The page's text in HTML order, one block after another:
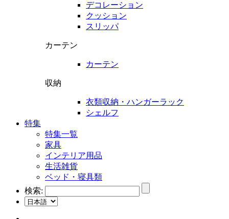
デコレーション
クッション
スリッパ
カーテン
カーテン
収納
衣類収納・ハンガーラック
シェルフ
特集
特集一覧
家具
インテリア用品
生活雑貨
ベッド・寝具類
検索: